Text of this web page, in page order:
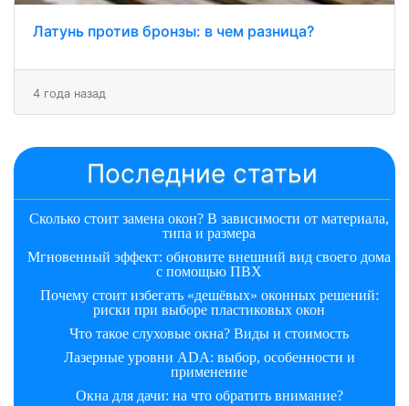
Латунь против бронзы: в чем разница?
4 года назад
Последние статьи
Сколько стоит замена окон? В зависимости от материала,
типа и размера
Мгновенный эффект: обновите внешний вид своего дома
с помощью ПВХ
Почему стоит избегать «дешёвых» оконных решений:
риски при выборе пластиковых окон
Что такое слуховые окна? Виды и стоимость
Лазерные уровни ADA: выбор, особенности и
применение
Окна для дачи: на что обратить внимание?